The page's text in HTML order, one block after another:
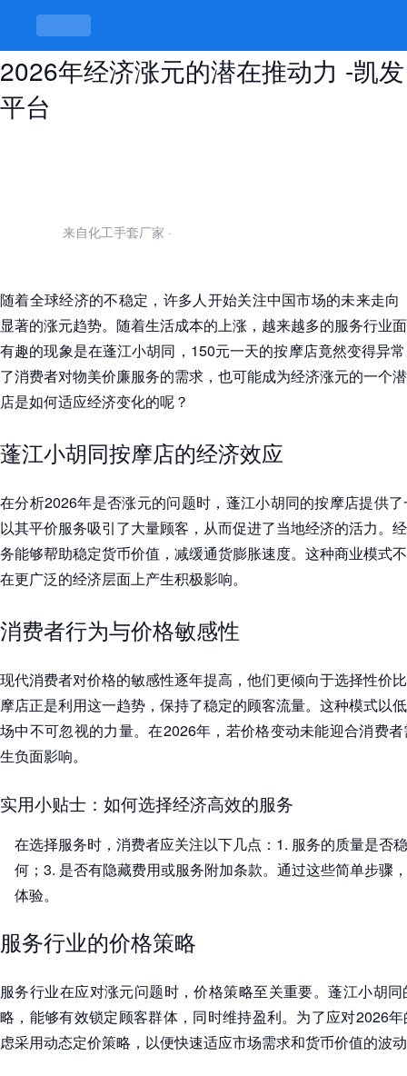
蓬江小胡同150元一天的按摩店：
2026年经济涨元的潜在推动力 -凯发
平台
来自化工手套厂家 ·
随着全球经济的不稳定，许多人开始关注中国市场的未来走
显著的涨元趋势。随着生活成本的上涨，越来越多的服务行业
有趣的现象是在蓬江小胡同，150元一天的按摩店竟然变得异
了消费者对物美价廉服务的需求，也可能成为经济涨元的一个
店是如何适应经济变化的呢？
蓬江小胡同按摩店的经济效应
在分析2026年是否涨元的问题时，蓬江小胡同的按摩店提供
以其平价服务吸引了大量顾客，从而促进了当地经济的活力。
务能够帮助稳定货币价值，减缓通货膨胀速度。这种商业模式
在更广泛的经济层面上产生积极影响。
消费者行为与价格敏感性
现代消费者对价格的敏感性逐年提高，他们更倾向于选择性价
摩店正是利用这一趋势，保持了稳定的顾客流量。这种模式以
场中不可忽视的力量。在2026年，若价格变动未能迎合消费
生负面影响。
实用小贴士：如何选择经济高效的服务
在选择服务时，消费者应关注以下几点：1. 服务的质量是否
何；3. 是否有隐藏费用或服务附加条款。通过这些简单步骤
体验。
服务行业的价格策略
服务行业在应对涨元问题时，价格策略至关重要。蓬江小胡
略，能够有效锁定顾客群体，同时维持盈利。为了应对2026
虑采用动态定价策略，以便快速适应市场需求和货币价值的波